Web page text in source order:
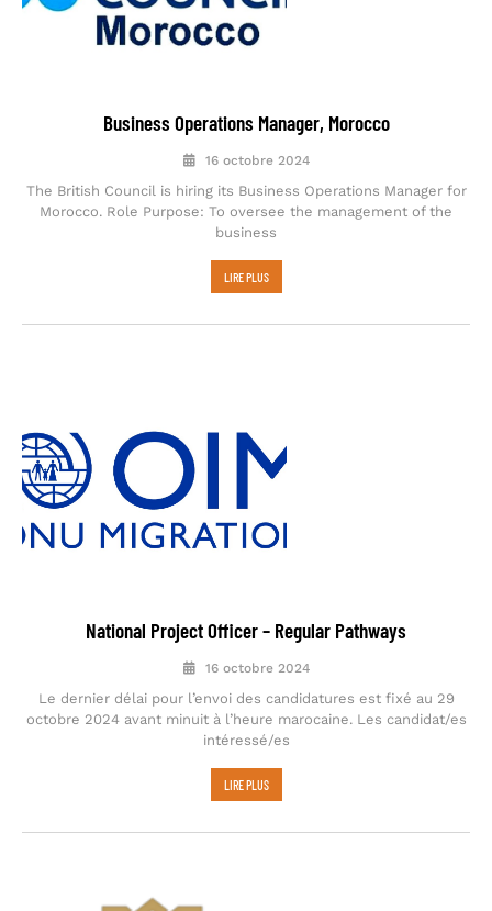
Business Operations Manager, Morocco
16 octobre 2024
The British Council is hiring its Business Operations Manager for
Morocco. Role Purpose: To oversee the management of the
business
LIRE PLUS
National Project Officer – Regular Pathways
16 octobre 2024
Le dernier délai pour l’envoi des candidatures est fixé au 29
octobre 2024 avant minuit à l’heure marocaine. Les candidat/es
intéressé/es
LIRE PLUS